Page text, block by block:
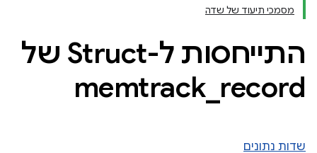
מסמכי תיעוד של שדה
התייחסות ל-Struct של
memtrack_ record
שדות נתונים